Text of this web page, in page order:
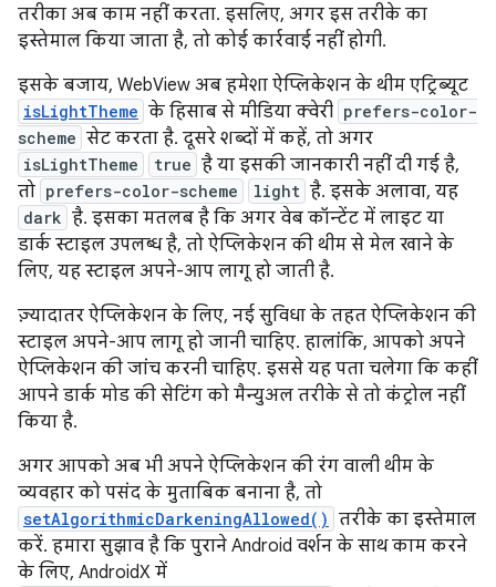
तरीका अब काम नहीं करता. इसलिए, अगर इस तरीके का
इस्तेमाल किया जाता है, तो कोई कार्रवाई नहीं होगी.
इसके बजाय, WebView अब हमेशा ऐप्लिकेशन के थीम एट्रिब्यूट
isLightTheme के हिसाब से मीडिया क्वेरी prefers-color-
scheme सेट करता है. दूसरे शब्दों में कहें, तो अगर
isLightTheme true है या इसकी जानकारी नहीं दी गई है,
तो prefers-color-scheme light है. इसके अलावा, यह
dark है. इसका मतलब है कि अगर वेब कॉन्टेंट में लाइट या
डार्क स्टाइल उपलब्ध है, तो ऐप्लिकेशन की थीम से मेल खाने के
लिए, यह स्टाइल अपने-आप लागू हो जाती है.
ज़्यादातर ऐप्लिकेशन के लिए, नई सुविधा के तहत ऐप्लिकेशन की
स्टाइल अपने-आप लागू हो जानी चाहिए. हालांकि, आपको अपने
ऐप्लिकेशन की जांच करनी चाहिए. इससे यह पता चलेगा कि कहीं
आपने डार्क मोड की सेटिंग को मैन्युअल तरीके से तो कंट्रोल नहीं
किया है.
अगर आपको अब भी अपने ऐप्लिकेशन की रंग वाली थीम के
व्यवहार को पसंद के मुताबिक बनाना है, तो
setAlgorithmicDarkeningAllowed() तरीके का इस्तेमाल
करें. हमारा सुझाव है कि पुराने Android वर्शन के साथ काम करने
के लिए, AndroidX में